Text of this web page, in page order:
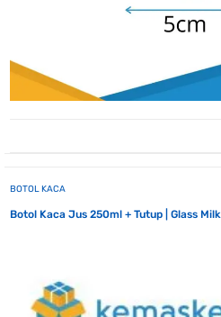
BOTOL KACA
Botol Kaca Jus 250ml + Tutup | Glass